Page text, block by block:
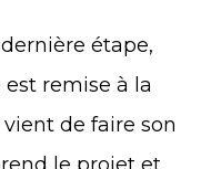
étape,
remise à la
de faire son